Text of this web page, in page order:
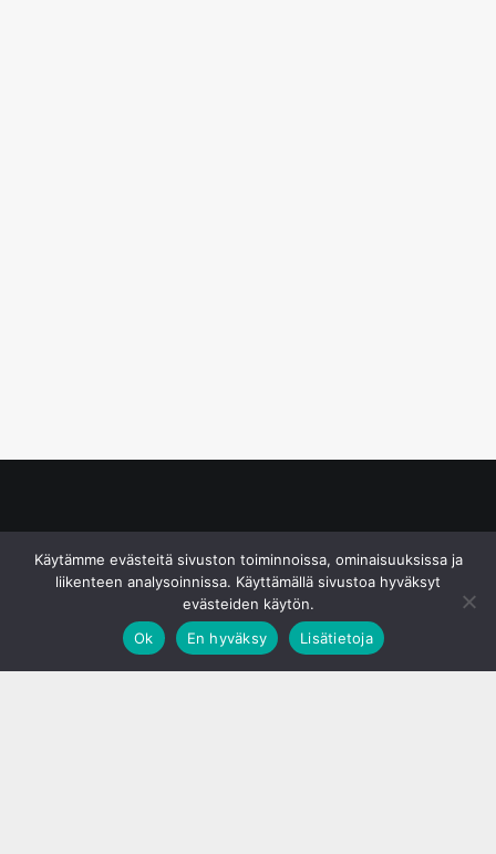
Käytämme evästeitä sivuston toiminnoissa, ominaisuuksissa ja
liikenteen analysoinnissa. Käyttämällä sivustoa hyväksyt
evästeiden käytön.
Ok
En hyväksy Lisätietoja